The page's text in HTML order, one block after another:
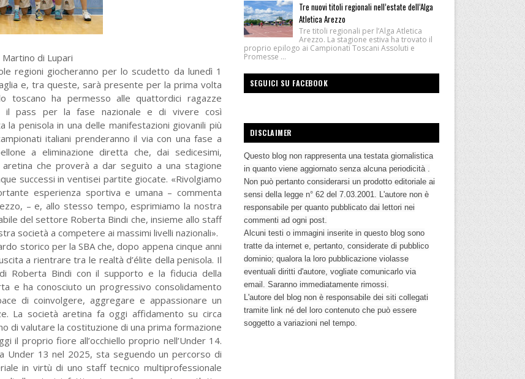
di Lupari
regioni giocheranno per lo scudetto da lunedì 1
e, tra queste, sarà presente per la prima volta
toscano ha permesso alle quattordici ragazze
il pass per la fase nazionale e di vivere così
penisola in una delle manifestazioni giovanili più
italiani prenderanno il via con una fase a
a eliminazione diretta che, dai sedicesimi,
che proverà a dar seguito a una stagione
successi in ventisei partite giocate. «Rivolgiamo
esperienza sportiva e umana – commenta
– e, allo stesso tempo, esprimiamo la nostra
del settore Roberta Bindi che, insieme allo staff
società a competere ai massimi livelli nazionali».
storico per la SBA che, dopo appena cinque anni
a rientrare tra le realtà d’élite della penisola. Il
Roberta Bindi con il supporto e la fiducia della
e ha conosciuto un progressivo consolidamento
di coinvolgere, aggregare e appassionare un
La società aretina fa oggi affidamento su circa
di valutare la costituzione di una prima formazione
il proprio fiore all’occhiello proprio nell’Under 14.
Under 13 nel 2025, sta seguendo un percorso di
in virtù di uno staff tecnico multiprofessionale
Tre nuovi titoli regionali nell’estate dell’Alga
Atletica Arezzo
Tre titoli regionali per l’Alga Atletica
Arezzo. La stagione estiva ha trovato il
proprio epilogo ai Campionati Toscani Assoluti e
Promesse ...
SEGUICI SU FACEBOOK
DISCLAIMER
Questo blog non rappresenta una testata giornalistica
in quanto viene aggiornato senza alcuna periodicità .
Non può pertanto considerarsi un prodotto editoriale ai
sensi della legge n° 62 del 7.03.2001. L'autore non è
responsabile per quanto pubblicato dai lettori nei
commenti ad ogni post.
Alcuni testi o immagini inserite in questo blog sono
tratte da internet e, pertanto, considerate di pubblico
dominio; qualora la loro pubblicazione violasse
eventuali diritti d'autore, vogliate comunicarlo via
email. Saranno immediatamente rimossi.
L'autore del blog non è responsabile dei siti collegati
tramite link né del loro contenuto che può essere
soggetto a variazioni nel tempo.